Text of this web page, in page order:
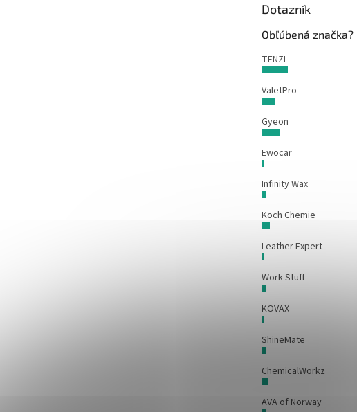
Dotazník
Obľúbená značka?
TENZI
ValetPro
Gyeon
Ewocar
Infinity Wax
Koch Chemie
Leather Expert
Work Stuff
KOVAX
ShineMate
ChemicalWorkz
AVA of Norway